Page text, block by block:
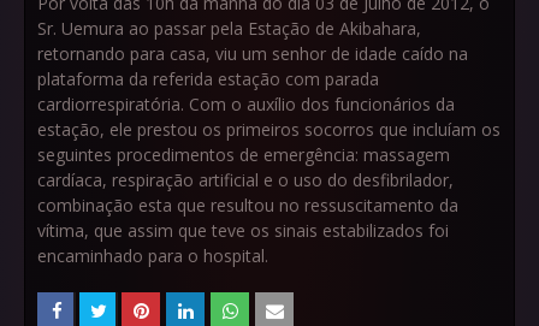
Sr. Uemura ao passar pela Estação de Akibahara,
retornando para casa, viu um senhor de idade caído na
plataforma da referida estação com parada
cardiorrespiratória. Com o auxílio dos funcionários da
estação, ele prestou os primeiros socorros que incluíam os
seguintes procedimentos de emergência: massagem
cardíaca, respiração artificial e o uso do desfibrilador,
combinação esta que resultou no ressuscitamento da
vítima, que assim que teve os sinais estabilizados foi
encaminhado para o hospital.